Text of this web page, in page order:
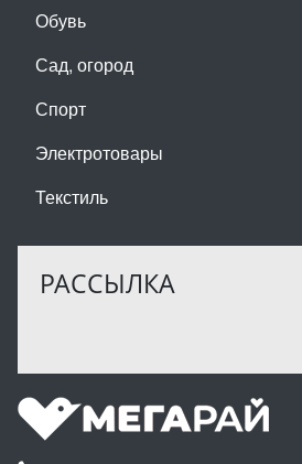
Обувь
Сад, огород
Спорт
Электротовары
Текстиль
РАССЫЛКА